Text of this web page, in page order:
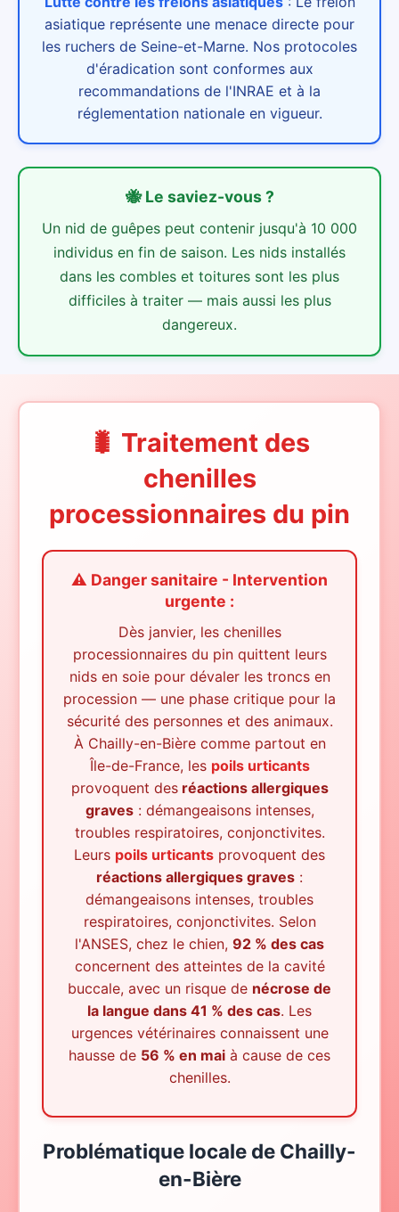
asiatique représente une menace directe pour
les ruchers de Seine-et-Marne. Nos protocoles
d'éradication sont conformes aux
recommandations de l'INRAE et à la
réglementation nationale en vigueur.
🐝 Le saviez-vous ?
Un nid de guêpes peut contenir jusqu'à 10 000
individus en fin de saison. Les nids installés
dans les combles et toitures sont les plus
difficiles à traiter — mais aussi les plus
dangereux.
🐛 Traitement des
chenilles
processionnaires du pin
⚠️ Danger sanitaire - Intervention
urgente :
Dès janvier, les chenilles
processionnaires du pin quittent leurs
nids en soie pour dévaler les troncs en
procession — une phase critique pour la
sécurité des personnes et des animaux.
À Chailly-en-Bière comme partout en
Île-de-France, les poils urticants
provoquent desréactions allergiques
graves : démangeaisons intenses,
troubles respiratoires, conjonctivites.
Leurs poils urticants provoquent des
réactions allergiques graves :
démangeaisons intenses, troubles
respiratoires, conjonctivites. Selon
l'ANSES, chez le chien, 92 % des cas
concernent des atteintes de la cavité
buccale, avec un risque de nécrose de
la langue dans 41 % des cas. Les
urgences vétérinaires connaissent une
hausse de 56 % en mai à cause de ces
chenilles.
Problématique locale de Chailly-
en-Bière